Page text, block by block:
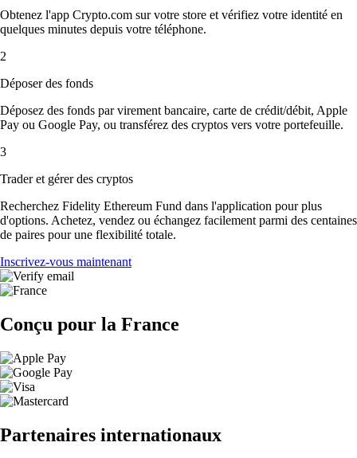
Obtenez l'app Crypto.com sur votre store et vérifiez votre identité en
quelques minutes depuis votre téléphone.
2
Déposer des fonds
Déposez des fonds par virement bancaire, carte de crédit/débit, Apple
Pay ou Google Pay, ou transférez des cryptos vers votre portefeuille.
3
Trader et gérer des cryptos
Recherchez Fidelity Ethereum Fund dans l'application pour plus
d'options. Achetez, vendez ou échangez facilement parmi des centaines
de paires pour une flexibilité totale.
Inscrivez-vous maintenant
Conçu pour la France
Partenaires internationaux